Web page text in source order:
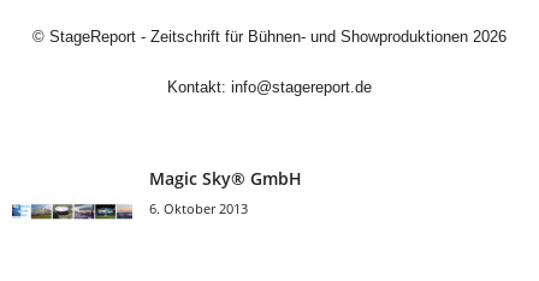
© StageReport - Zeitschrift für Bühnen- und Showproduktionen 2026
Kontakt: info@stagereport.de
Magic Sky® GmbH
6. Oktober 2013